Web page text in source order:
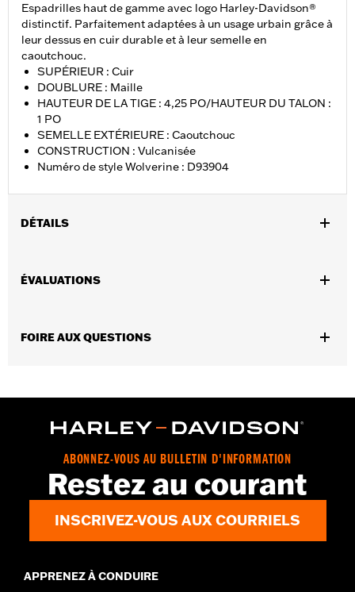
Espadrilles haut de gamme avec logo Harley-Davidson®
distinctif. Parfaitement adaptées à un usage urbain grâce à
leur dessus en cuir durable et à leur semelle en
caoutchouc.
SUPÉRIEUR : Cuir
DOUBLURE : Maille
HAUTEUR DE LA TIGE : 4,25 PO/HAUTEUR DU TALON :
1 PO
SEMELLE EXTÉRIEURE : Caoutchouc
CONSTRUCTION : Vulcanisée
Numéro de style Wolverine : D93904
DÉTAILS
Rendez-vous surwww.h-d.com/warranty
pour obtenir tous les
Origine:Importé
ÉVALUATIONS
FOIRE AUX QUESTIONS
ABONNEZ-VOUS AU BULLETIN D'INFORMATION
Restez au courant
INSCRIVEZ-VOUS AUX COURRIELS
APPRENEZ À CONDUIRE